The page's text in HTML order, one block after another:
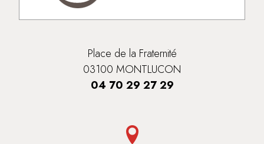
Place de la Fraternité
03100 MONTLUCON
04 70 29 27 29